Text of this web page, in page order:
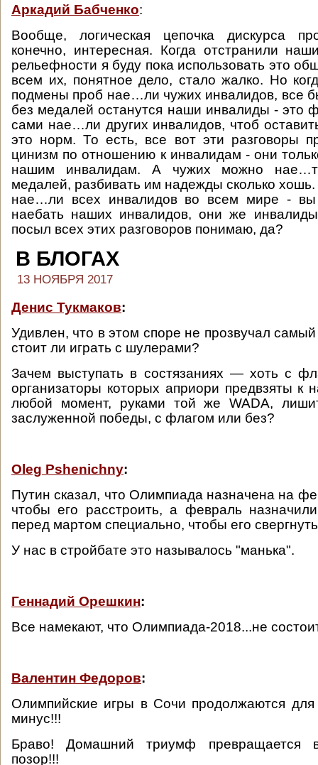
Аркадий Бабченко:
Вообще, логическая цепочка дискурса
конечно, интересная. Когда отстранили
рельефности я буду пока использовать это
всем их, понятное дело, стало жалко. Но
подмены проб нае…ли чужих инвалидов, все
без медалей останутся наши инвалиды - это
сами нае…ли других инвалидов, чтоб
это норм. То есть, все вот эти разговоры
цинизм по отношению к инвалидам - они
нашим инвалидам. А чужих можно
медалей, разбивать им надежды сколько
нае…ли всех инвалидов во всем мире -
наебать наших инвалидов, они же
посыл всех этих разговоров понимаю, да?
В БЛОГАХ
13 НОЯБРЯ 2017
Денис Тукмаков:
Удивлен, что в этом споре не прозвучал
стоит ли играть с шулерами?
Зачем выступать в состязаниях — хоть с
организаторы которых априори предвзяты к
любой момент, руками той же WADA,
заслуженной победы, с флагом или без?
Oleg Pshenichny:
Путин сказал, что Олимпиада назначена на
чтобы его расстроить, а февраль
перед мартом специально, чтобы его
У нас в стройбате это называлось "манька".
Геннадий Орешкин:
Все намекают, что Олимпиада-2018...не
Валентин Федоров:
Олимпийские игры в Сочи продолжаются
минус!!!
Браво! Домашний триумф превращается
позор!!!